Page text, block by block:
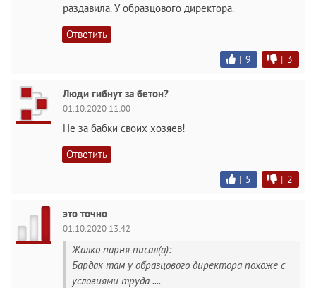
раздавила. У образцового директора.
Ответить
| 9 | 3
Люди гибнут за бетон?
01.10.2020 11:00
Не за бабки своих хозяев!
Ответить
| 5 | 2
это точно
01.10.2020 13:42
Жалко парня писал(а):
Бардак там у образцового директора похоже с
условиями труда ....